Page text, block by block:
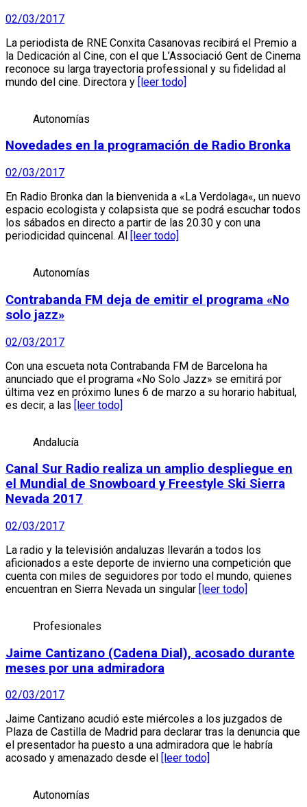
02/03/2017
La periodista de RNE Conxita Casanovas recibirá el Premio a
la Dedicación al Cine, con el que L’Associació Gent de Cinema
reconoce su larga trayectoria professional y su fidelidad al
mundo del cine. Directora y [leer todo]
Autonomías
Novedades en la programación de Radio Bronka
02/03/2017
En Radio Bronka dan la bienvenida a «La Verdolaga«, un nuevo
espacio ecologista y colapsista que se podrá escuchar todos
los sábados en directo a partir de las 20.30 y con una
periodicidad quincenal. Al [leer todo]
Autonomías
Contrabanda FM deja de emitir el programa «No
solo jazz»
02/03/2017
Con una escueta nota Contrabanda FM de Barcelona ha
anunciado que el programa «No Solo Jazz» se emitirá por
última vez en próximo lunes 6 de marzo a su horario habitual,
es decir, a las [leer todo]
Andalucía
Canal Sur Radio realiza un amplio despliegue en
el Mundial de Snowboard y Freestyle Ski Sierra
Nevada 2017
02/03/2017
La radio y la televisión andaluzas llevarán a todos los
aficionados a este deporte de invierno una competición que
cuenta con miles de seguidores por todo el mundo, quienes
encuentran en Sierra Nevada un singular [leer todo]
Profesionales
Jaime Cantizano (Cadena Dial), acosado durante
meses por una admiradora
02/03/2017
Jaime Cantizano acudió este miércoles a los juzgados de
Plaza de Castilla de Madrid para declarar tras la denuncia que
el presentador ha puesto a una admiradora que le habría
acosado y amenazado desde el
[leer todo]
Autonomías